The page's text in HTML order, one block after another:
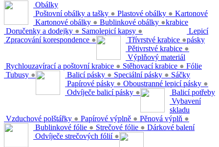
Obálky
Poštovní obálky a tašky ● Plastové obálky ●
Kartonové obálky ● Bublinkové obálky ●
Doručenky a dodejky ● Samolepicí kapsy ●
Zpracování korespondence ●
Kartonové
krabice
Třívrstvé krabice ●
Pětivrstvé krabice ●
Rychlouzavírací a poštovní krabice ● Stěhovací krabice ●
Tubusy ●
Lepicí
pásky
Balicí pásky ● Speciální pásky ●
Papírové pásky ● Oboustranné lepicí pásky ●
Odvíječe balicí pásky ●
Výplňový materiál
Vzduchové polštářky ● Papírové výplně ● Pěnová výplň ●
Fólie
Bublinkové fólie ● Strečové fólie ●
Odvíječe strečových fólií ●
Sáčky
Balicí potřeby
Vybavení
skladu
Dárkové balení